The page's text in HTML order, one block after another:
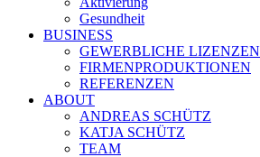
Gesundheit
BUSINESS
GEWERBLICHE LIZENZEN
FIRMENPRODUKTIONEN
REFERENZEN
ABOUT
ANDREAS SCHÜTZ
KATJA SCHÜTZ
TEAM